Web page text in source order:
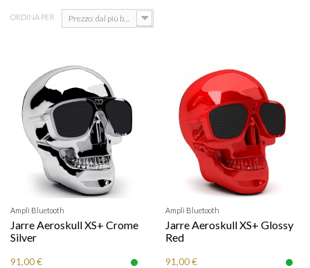
ORDINA PER Prezzo: dal più basso
Ampli Bluetooth
Jarre Aeroskull XS+ Crome
Silver
91,00 €
Ampli Bluetooth
Jarre Aeroskull XS+ Glossy
Red
91,00 €